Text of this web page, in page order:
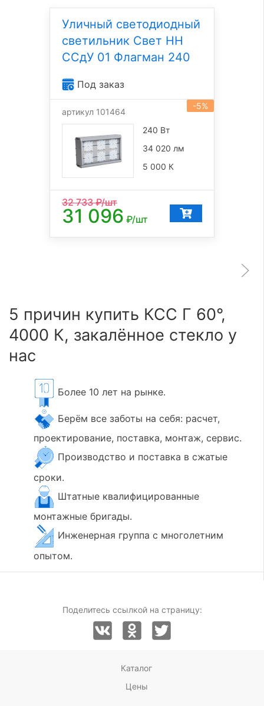
Уличный светодиодный
светильник Свет НН
ССдУ 01 Флагман 240
Под заказ
-5%
артикул 101464
240 Вт
34 020 лм
5 000 К
32 733₽/шт
31 096 ₽/шт
5 причин купить КСС Г 60°,
4000 К, закалённое стекло у
нас
Более 10 лет на рынке.
Берём все заботы на себя: расчет,
проектирование, поставка, монтаж, сервис.
Производство и поставка в сжатые
сроки.
Штатные квалифицированные
монтажные бригады.
Инженерная группа с многолетним
опытом.
Поделитесь ссылкой на страницу:
Каталог
Цены